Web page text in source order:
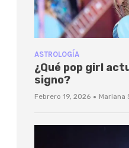
ASTROLOGÍA
¿Qué pop girl
signo?
Febrero 19, 2026 · Mariana